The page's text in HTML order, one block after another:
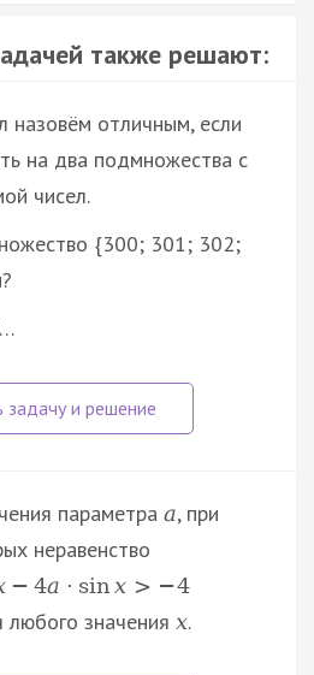
также решают:
назовём отличным, если
на два подмножества с
чисел.
{300; 301; 302;
параметра a, при
неравенство
− 4a ⋅ sin x > −4
значения x.